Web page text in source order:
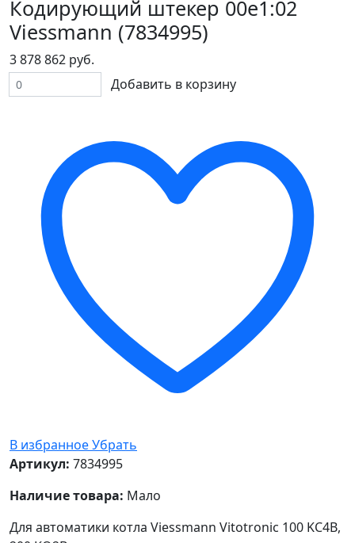
Кодирующий штекер 00e1:02
Viessmann (7834995)
3 878 862 руб.
Добавить в корзину
В избранноеУбрать
Артикул: 7834995
Наличие товара: Мало
Для автоматики котла Viessmann Vitotronic 100 KC4B,